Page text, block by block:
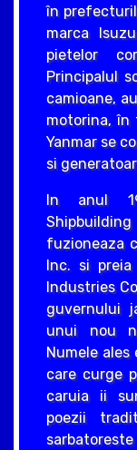
în
marca
pietelor
Principalul
camioane,
motorina, în
Yanmar se
si
In anul
fuzioneaza
Inc. si
Industries
guvernului
unui nou
Numele
care curge
caruia ii
poezii